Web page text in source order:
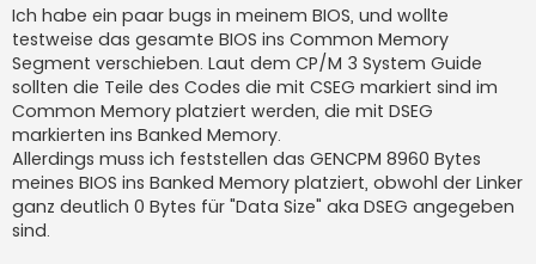
i
t
r
a
g
Ich habe ein paar bugs in meinem BIOS, und wollte
testweise das gesamte BIOS ins Common Memory
Segment verschieben. Laut dem CP/M 3 System Guide
sollten die Teile des Codes die mit CSEG markiert sind im
Common Memory platziert werden, die mit DSEG
markierten ins Banked Memory.
Allerdings muss ich feststellen das GENCPM 8960 Bytes
meines BIOS ins Banked Memory platziert, obwohl der Linker
ganz deutlich 0 Bytes für "Data Size" aka DSEG angegeben
sind.